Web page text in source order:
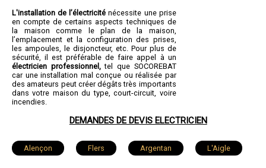
L'installation de l’électricité nécessite une prise
en compte de certains aspects techniques de
la maison comme le plan de la maison,
l’emplacement et la configuration des prises,
les ampoules, le disjoncteur, etc. Pour plus de
sécurité, il est préférable de faire appel à un
électricien professionnel,tel que SOCOREBAT
car une installation mal conçue ou réalisée par
des amateurs peut créer dégâts très importants
dans votre maison du type, court-circuit, voire
incendies.
DEMANDES DE DEVIS ELECTRICIEN
Alençon Flers Argentan L'Aigle